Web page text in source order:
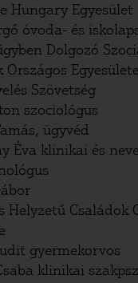
Hungary Egyesület
óvoda- és
Dolgozó
Országos
Szövetség
szociológus
ügyvéd
Éva klinikai és
Helyzetű Családok
gyermekorvos
klinikai